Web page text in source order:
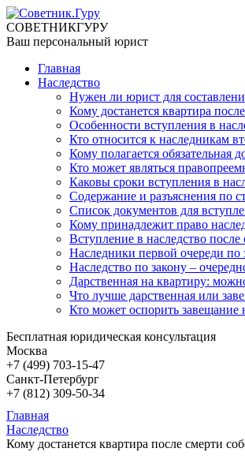
СОВЕТНИКГУРУ
Ваш персональный юрист
Главная
Наследство
Нужен ли юрист для
Кому достанется квартира
Особенности вступления в
Кто относится к наследникам
Кому полагается обязательная
Кто может являться
Каковы сроки вступления в
Содержание и разъяснения по
Список документов для
Кому принадлежит право
Вступление в наследство
Наследники первой очереди
Наследство по закону –
Дарственная на квартиру:
Что лучше дарственная или
Кто может оспорить
Бесплатная юридическая консультация
Москва
+7 (499) 703-15-47
Санкт-Петербург
+7 (812) 309-50-34
Главная
Наследство
Кому достанется квартира после смерти